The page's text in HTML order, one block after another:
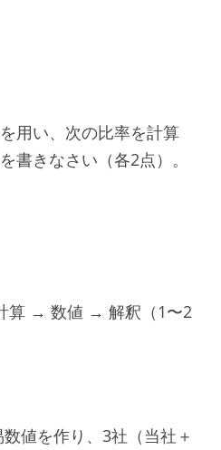
用い、次の比率を計算
書きなさい（各2点）。
算 → 数値 → 解釈（1〜2
値を作り、3社（当社＋